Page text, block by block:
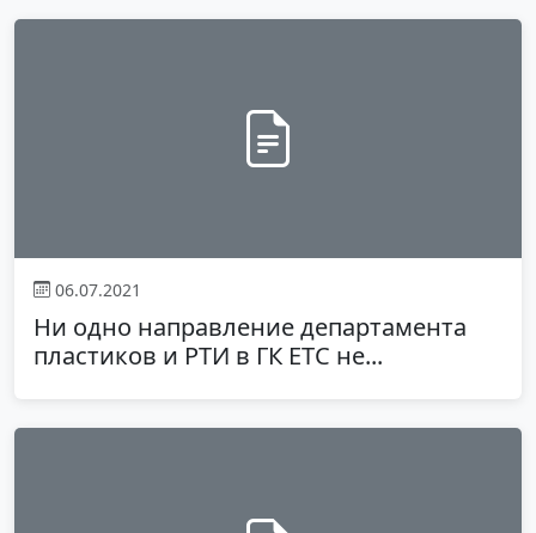
06.07.2021
Ни одно направление департамента
пластиков и РТИ в ГК ЕТС не...